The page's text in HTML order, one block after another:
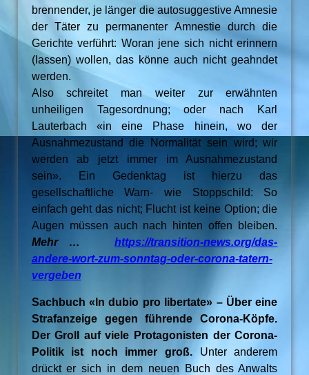
brennender, je länger die autosuggestive Amnesie
der Täter zu permanenter Amnestie durch die
Gerichte verführt: Woran jene sich nicht erinnern
(lassen) wollen, das könne auch nicht geahndet
werden.
Also schreitet man weiter zur erwähnten
unheiligen Tagesordnung; oder nach Karl
Lauterbach «in eine Phase hinein, wo der
Ausnahmezustand die Normalität sein wird; wir
werden ab jetzt immer im Ausnahmezustand
sein». Ein Gedenktag ist hierzu das
gesellschaftliche Warn- wie Stoppschild: So
einfach geht das nicht; Flucht ist keine Option; die
Augen müssen auch nach hinten offen bleiben.
Mehr …https://transition-news.org/das-
andere-wort-zum-sonntag-oder-corona-tatern-
vergeben
Sachbuch «In dubio pro libertate» – Über eine
Strafanzeige gegen führende Corona-Köpfe.
Der Groll auf viele Protagonisten der Corona-
Politik ist noch immer groß. Unter anderem
drückt er sich in dem neuen Buch des Anwalts